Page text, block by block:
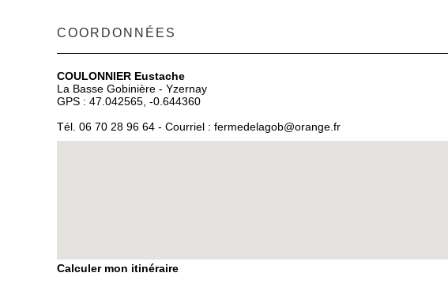
COORDONNÉES
COULONNIER Eustache
La Basse Gobinière - Yzernay
GPS : 47.042565, -0.644360
Tél. 06 70 28 96 64 - Courriel : fermedelagob@orange.fr
Calculer mon itinéraire